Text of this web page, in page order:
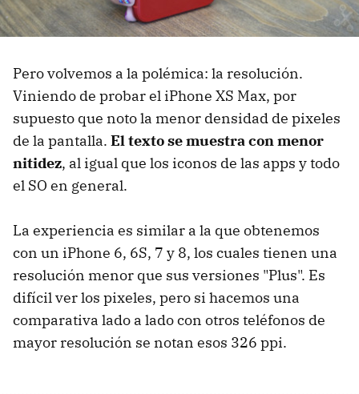
Pero volvemos a la polémica: la resolución.
Viniendo de probar el iPhone XS Max, por
supuesto que noto la menor densidad de pixeles
de la pantalla. El texto se muestra con menor
nitidez, al igual que los iconos de las apps y todo
el SO en general.
La experiencia es similar a la que obtenemos
con un iPhone 6, 6S, 7 y 8, los cuales tienen una
resolución menor que sus versiones "Plus". Es
difícil ver los pixeles, pero si hacemos una
comparativa lado a lado con otros teléfonos de
mayor resolución se notan esos 326 ppi.